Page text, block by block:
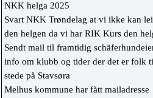
NKK helga 2025
Svart NKK Trøndelag at vi ikke kan
den helgen da vi har RIK Kurs den
Sendt mail til framtidig
info om klubb og tider der det er folk
stede på Stavsøra
Melhus kommune har fått mailadresse